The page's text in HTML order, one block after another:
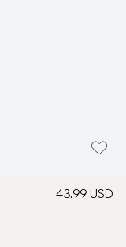
43.99 USD